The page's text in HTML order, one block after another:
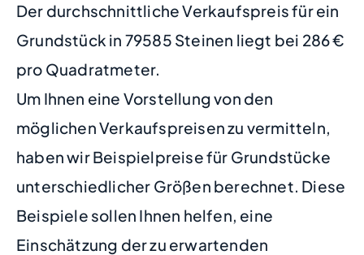
Der durchschnittliche Verkaufspreis für ein
Grundstück in 79585 Steinen liegt bei 286 €
pro Quadratmeter.
Um Ihnen eine Vorstellung von den
möglichen Verkaufspreisen zu vermitteln,
haben wir Beispielpreise für Grundstücke
unterschiedlicher Größen berechnet. Diese
Beispiele sollen Ihnen helfen, eine
Einschätzung der zu erwartenden